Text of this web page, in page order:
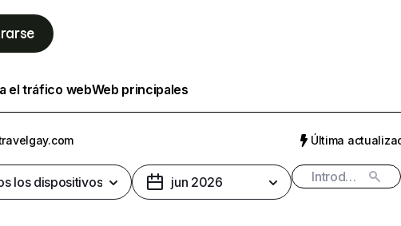
el tráfico webWeb principales
Última
los dispositivos jun 2026